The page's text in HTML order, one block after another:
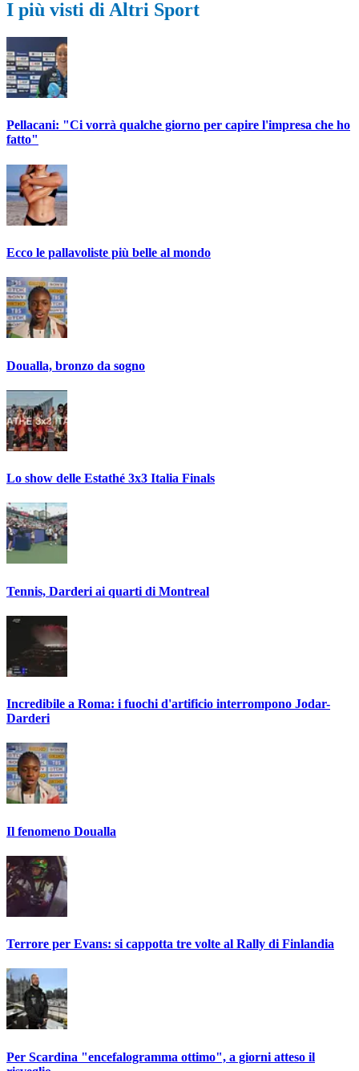
I più visti di Altri Sport
Pellacani: "Ci vorrà qualche giorno per capire l'impresa che ho
fatto"
Ecco le pallavoliste più belle al mondo
Doualla, bronzo da sogno
Lo show delle Estathé 3x3 Italia Finals
Tennis, Darderi ai quarti di Montreal
Incredibile a Roma: i fuochi d'artificio interrompono Jodar-
Darderi
Il fenomeno Doualla
Terrore per Evans: si cappotta tre volte al Rally di Finlandia
Per Scardina "encefalogramma ottimo", a giorni atteso il